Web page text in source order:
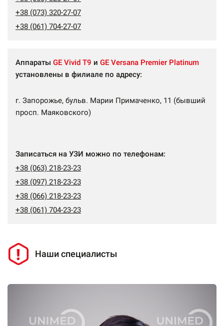
+38 (073) 320-27-07
+38 (061) 704-27-07
Аппараты GE Vivid T9 и GE Versana Premier Platinum
установлены в филиале по адресу:
г. Запорожье, бульв. Марии Примаченко, 11 (бывший
просп. Маяковского)
Записаться на УЗИ можно по телефонам:
+38 (063) 218-23-23
+38 (097) 218-23-23
+38 (066) 218-23-23
+38 (061) 704-23-23
Наши специалисты